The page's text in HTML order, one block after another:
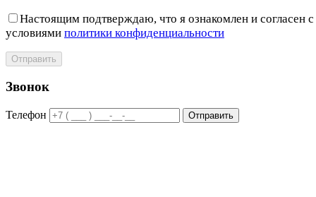
Настоящим подтверждаю, что я ознакомлен и согласен с
условиями политики конфиденциальности
Отправить
Звонок
Телефон Отправить